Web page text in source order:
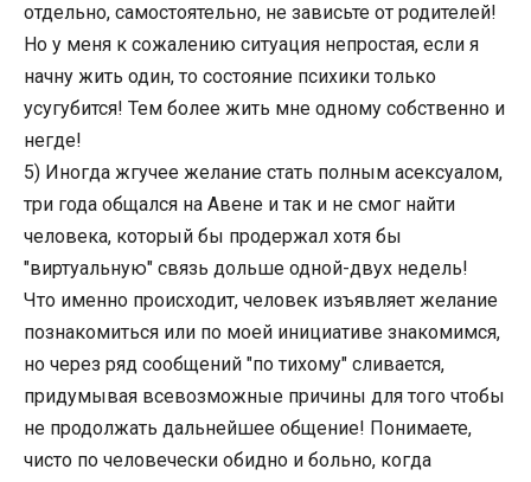
отдельно, самостоятельно, не зависьте от родителей!
Но у меня к сожалению ситуация непростая, если я
начну жить один, то состояние психики только
усугубится! Тем более жить мне одному собственно и
негде!
5) Иногда жгучее желание стать полным асексуалом,
три года общался на Авене и так и не смог найти
человека, который бы продержал хотя бы
"виртуальную" связь дольше одной-двух недель!
Что именно происходит, человек изъявляет желание
познакомиться или по моей инициативе знакомимся,
но через ряд сообщений "по тихому" сливается,
придумывая всевозможные причины для того чтобы
не продолжать дальнейшее общение! Понимаете,
чисто по человечески обидно и больно, когда